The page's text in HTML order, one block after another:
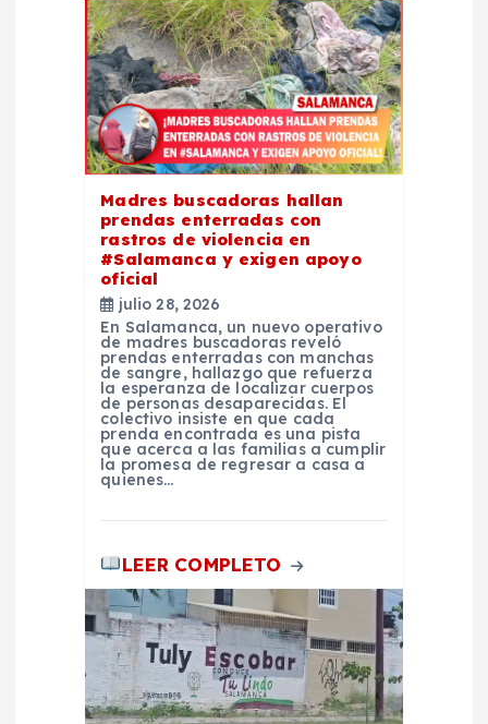
Madres buscadoras hallan
prendas enterradas con
rastros de violencia en
#Salamanca y exigen apoyo
oficial
julio 28, 2026
En Salamanca, un nuevo operativo
de madres buscadoras reveló
prendas enterradas con manchas
de sangre, hallazgo que refuerza
la esperanza de localizar cuerpos
de personas desaparecidas. El
colectivo insiste en que cada
prenda encontrada es una pista
que acerca a las familias a cumplir
la promesa de regresar a casa a
quienes…
LEER COMPLETO